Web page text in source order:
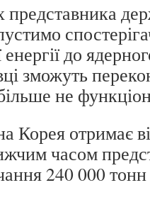
представника
енергії до
зможуть
не
Корея отримає
часом
240 000